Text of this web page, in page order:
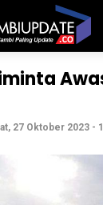
27 Oktober 2023 -